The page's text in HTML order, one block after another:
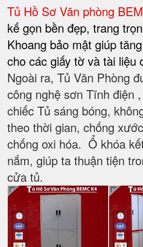
Tủ Hồ Sơ Văn phòng
kế gọn bền đẹp, trang
Khoang bảo mật giúp
cho các giấy tờ và tài liệu
Ngoài ra, Tủ Văn Phòng
công nghệ sơn Tĩnh điện
chiếc Tủ sáng bóng,
theo thời gian, chống
chống oxi hóa. Ổ khóa
nắm, giúp ta thuận tiện
cửa tủ.